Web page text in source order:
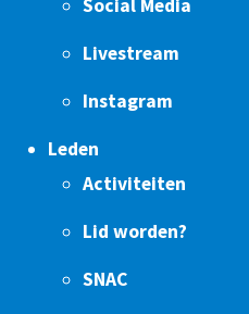
Social Media
Livestream
Instagram
Leden
Activiteiten
Lid worden?
SNAC